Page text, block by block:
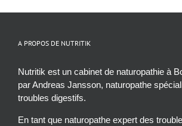
A PROPOS DE NUTRITIK
Nutritik est un cabinet de naturopathie à
par Andreas Jansson, naturopathe
troubles digestifs.
En tant que naturopathe expert des